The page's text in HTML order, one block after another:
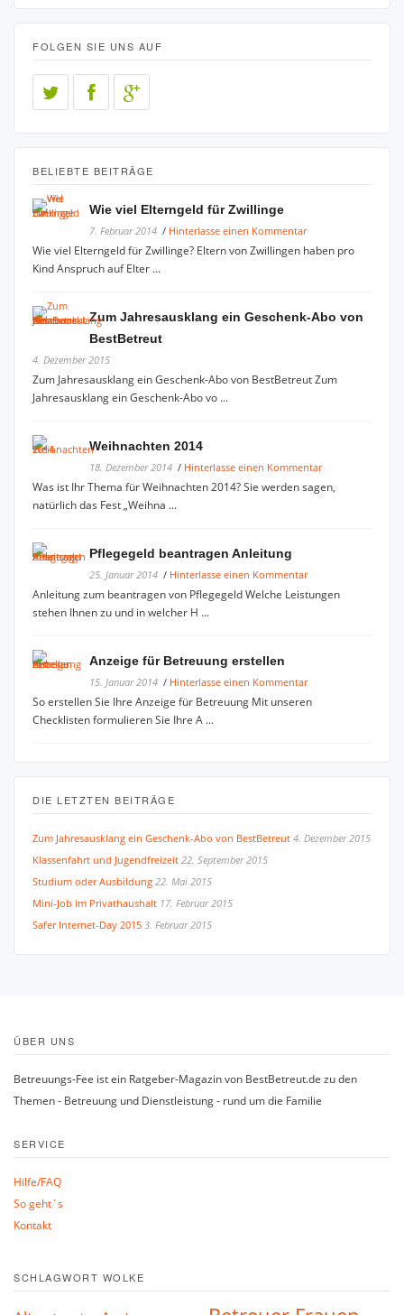
FOLGEN SIE UNS AUF
BELIEBTE BEITRÄGE
Wie viel Elterngeld für Zwillinge
7. Februar 2014 / Hinterlasse einen Kommentar
Wie viel Elterngeld für Zwillinge? Eltern von Zwillingen haben pro
Kind Anspruch auf Elter ...
Zum Jahresausklang ein Geschenk-Abo von
BestBetreut
4. Dezember 2015
Zum Jahresausklang ein Geschenk-Abo von BestBetreut Zum
Jahresausklang ein Geschenk-Abo vo ...
Weihnachten 2014
18. Dezember 2014 / Hinterlasse einen Kommentar
Was ist Ihr Thema für Weihnachten 2014? Sie werden sagen,
natürlich das Fest „Weihna ...
Pflegegeld beantragen Anleitung
25. Januar 2014 / Hinterlasse einen Kommentar
Anleitung zum beantragen von Pflegegeld Welche Leistungen
stehen Ihnen zu und in welcher H ...
Anzeige für Betreuung erstellen
15. Januar 2014 / Hinterlasse einen Kommentar
So erstellen Sie Ihre Anzeige für Betreuung Mit unseren
Checklisten formulieren Sie Ihre A ...
DIE LETZTEN BEITRÄGE
Zum Jahresausklang ein Geschenk-Abo von BestBetreut 4. Dezember 2015
Klassenfahrt und Jugendfreizeit 22. September 2015
Studium oder Ausbildung 22. Mai 2015
Mini-Job im Privathaushalt 17. Februar 2015
Safer Internet-Day 2015 3. Februar 2015
ÜBER UNS
Betreuungs-Fee ist ein Ratgeber-Magazin von BestBetreut.de zu den
Themen - Betreuung und Dienstleistung - rund um die Familie
SERVICE
Hilfe/FAQ
So geht´s
Kontakt
SCHLAGWORT WOLKE